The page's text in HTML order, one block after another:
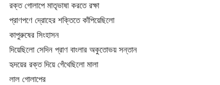
রক্ত গোলাপে মাতৃভাষা করতে রক্ষা
প্রাণপণে দ্রোহের শক্তিতে কাঁপিয়েছিলো
কাপুরুষের সিংহাসন
দিয়েছিলো সেদিন প্রাণ বাংলার অকুতোভয় সন্তান
হৃদয়ের রক্ত দিয়ে গেঁথেছিলো মালা
লাল গোলাপের